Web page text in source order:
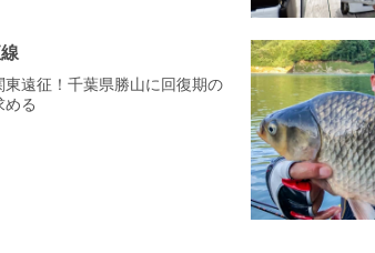
東遠征！千葉県勝山に回復期の
める